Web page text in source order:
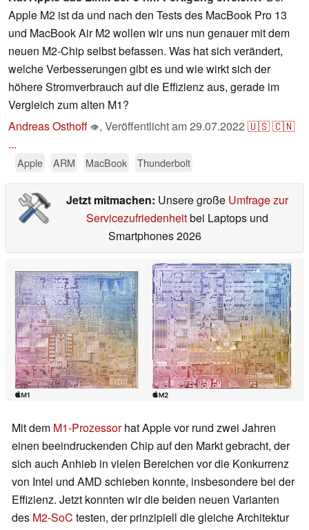
Apple M2 ist da und nach den Tests des MacBook Pro 13
und MacBook Air M2 wollen wir uns nun genauer mit dem
neuen M2-Chip selbst befassen. Was hat sich verändert,
welche Verbesserungen gibt es und wie wirkt sich der
höhere Stromverbrauch auf die Effizienz aus, gerade im
Vergleich zum alten M1?
Andreas Osthoff 👁, Veröffentlicht am29.07.2022 🇺🇸🇨🇳
...
Apple ARM MacBook Thunderbolt
Jetzt mitmachen: Unsere große Umfrage zur
Servicezufriedenheitbei Laptops und
Smartphones 2026
Mit dem M1-Prozessorhat Apple vor rund zwei Jahren
einen beeindruckenden Chip auf den Markt gebracht, der
sich auch Anhieb in vielen Bereichen vor die Konkurrenz
von Intel und AMD schieben konnte, insbesondere bei der
Effizienz. Jetzt konnten wir die beiden neuen Varianten
des M2-SoC testen, der prinzipiell die gleiche Architektur